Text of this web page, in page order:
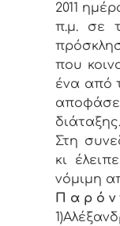
2011
π.μ. σε
που
ένα από
Στη
κι
νόμιμη
Π α ρ ό ν